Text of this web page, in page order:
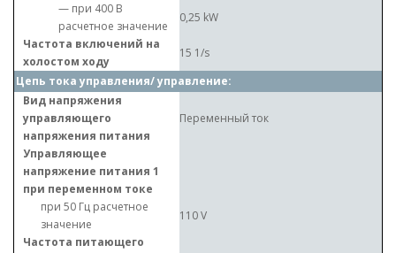
— при 400 В
расчетное значение
0,25 kW
Частота включений на
холостом ходу
15 1/s
Цепь тока управления/ управление:
Вид напряжения
управляющего
напряжения питания
Переменный ток
Управляющее
напряжение питания 1
при переменном токе
при 50 Гц расчетное
значение
110 V
Частота питающего